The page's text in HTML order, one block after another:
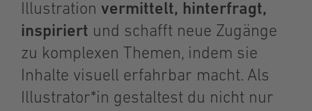
Illustration vermittelt, hinterfragt,
inspiriert und schafft neue Zugänge
zu komplexen Themen, indem sie
Inhalte visuell erfahrbar macht. Als
Illustrator*in gestaltest du nicht nur